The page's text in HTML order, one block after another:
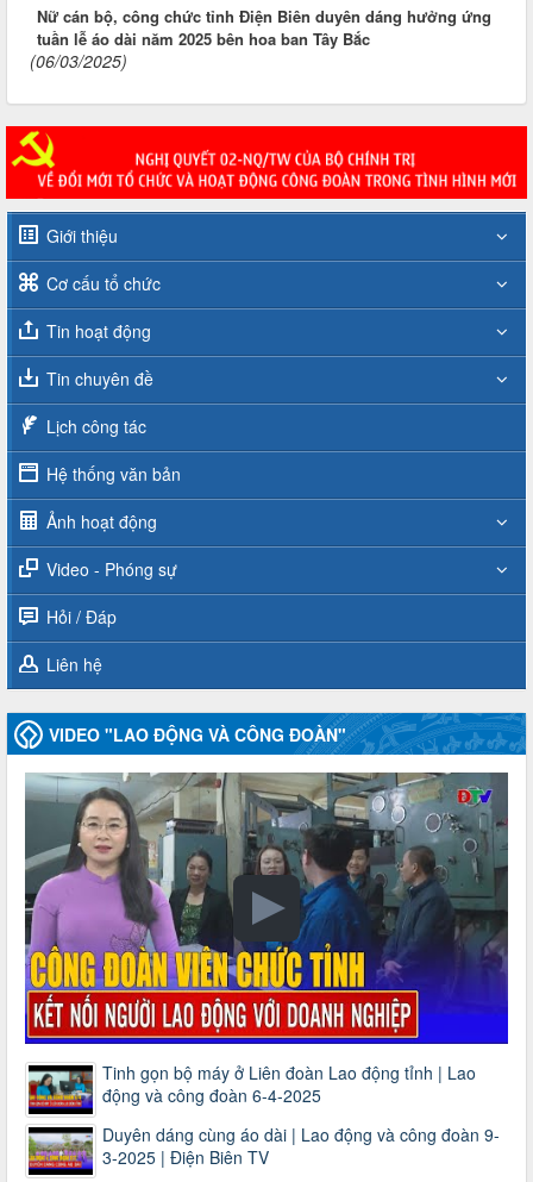
Nữ cán bộ, công chức tỉnh Điện Biên duyên dáng hưởng ứng
tuần lễ áo dài năm 2025 bên hoa ban Tây Bắc
(06/03/2025)
Giới thiệu
Cơ cấu tổ chức
Tin hoạt động
Tin chuyên đề
Lịch công tác
Hệ thống văn bản
Ảnh hoạt động
Video - Phóng sự
Hỏi / Đáp
Liên hệ
VIDEO "LAO ĐỘNG VÀ CÔNG ĐOÀN"
Tinh gọn bộ máy ở Liên đoàn Lao động tỉnh | Lao
động và công đoàn 6-4-2025
Duyên dáng cùng áo dài | Lao động và công đoàn 9-
3-2025 | Điện Biên TV